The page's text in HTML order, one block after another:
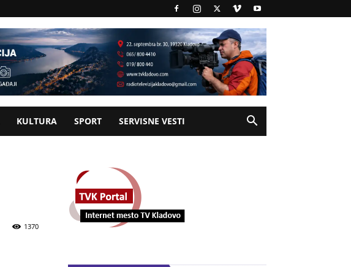
KULTURA SPORT SERVISNE VESTI
1370